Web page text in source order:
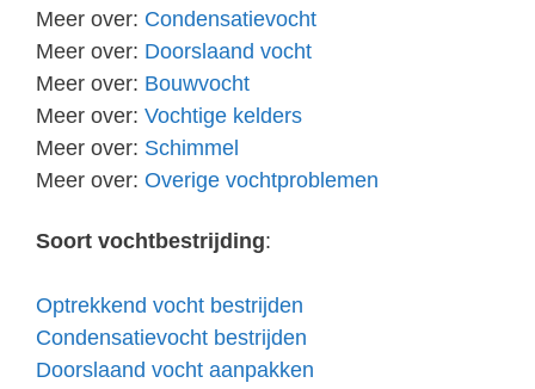
Meer over: Condensatievocht
Meer over: Doorslaand vocht
Meer over: Bouwvocht
Meer over: Vochtige kelders
Meer over: Schimmel
Meer over: Overige vochtproblemen
Soort vochtbestrijding:
Optrekkend vocht bestrijden
Condensatievocht bestrijden
Doorslaand vocht aanpakken